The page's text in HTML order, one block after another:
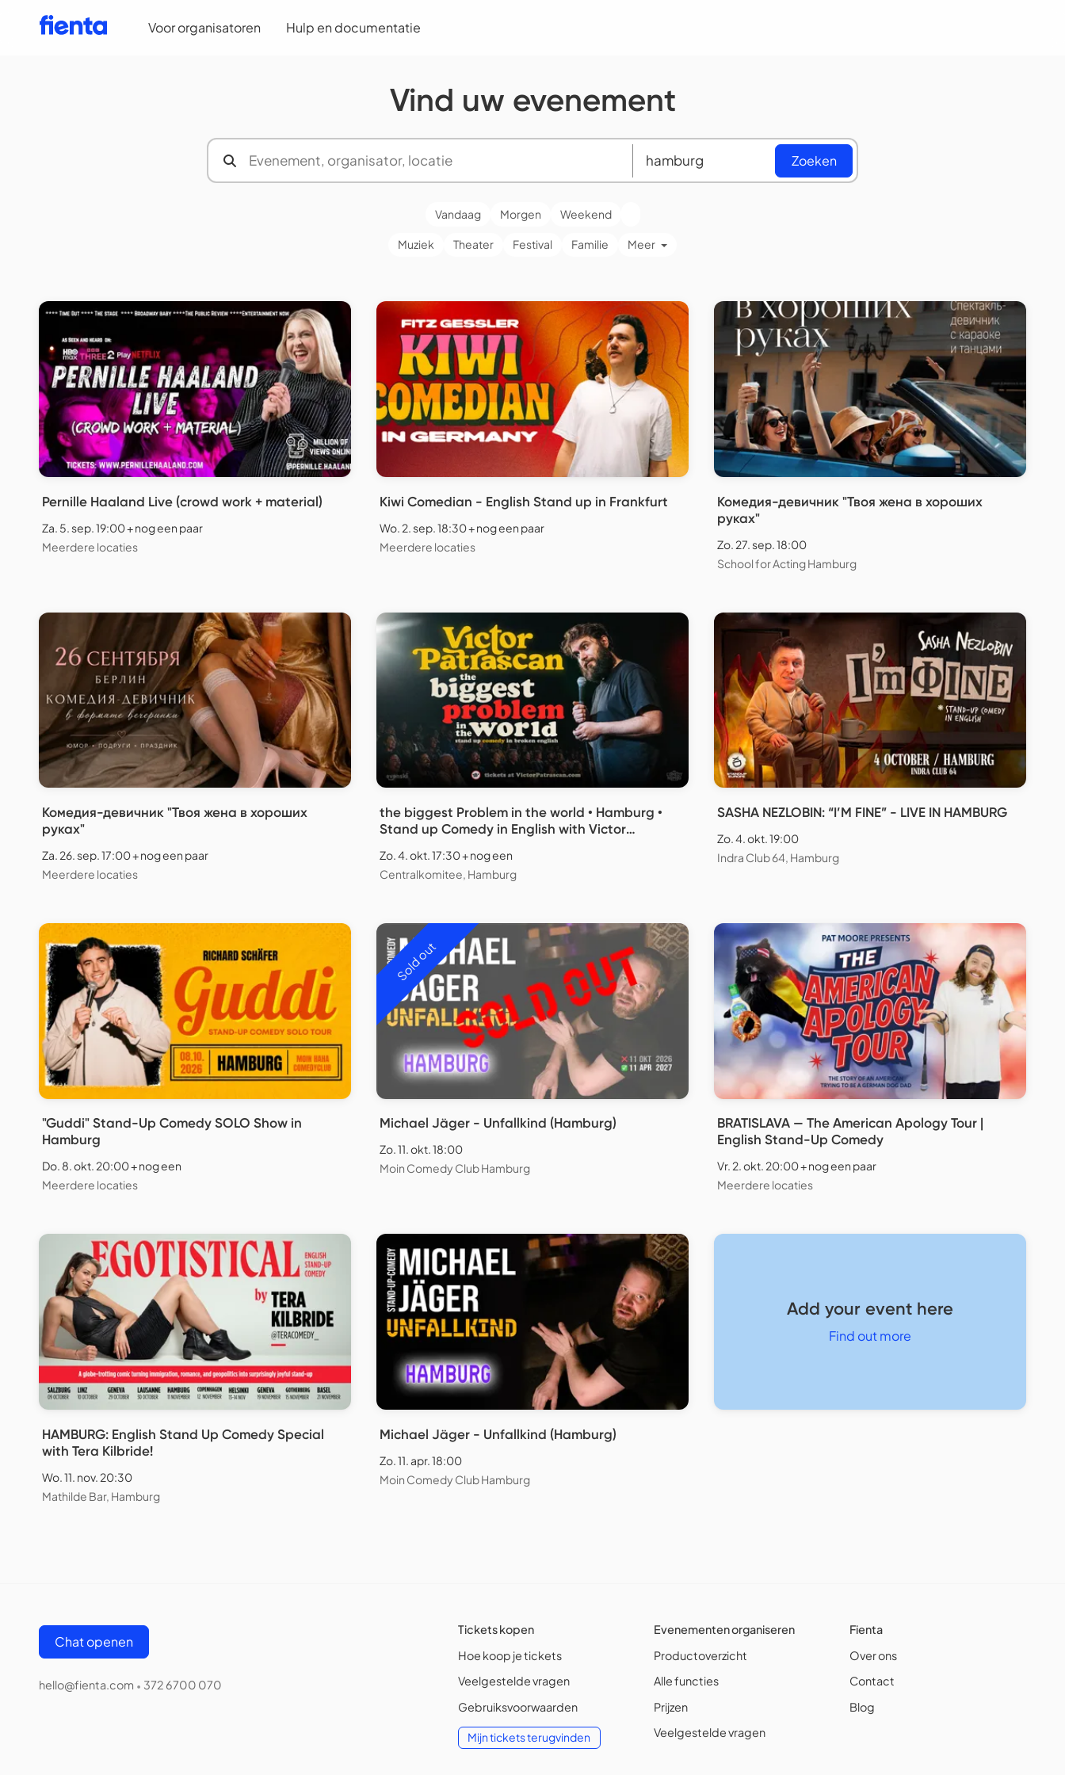
Voor organisatoren Hulp en documentatie
Vind uw evenement
Zoeken
Vandaag Morgen Weekend
Muziek Theater Festival Familie Meer
Pernille Haaland Live (crowd work + material)
Za. 5. sep. 19:00 + nog een paar
Meerdere locaties
Kiwi Comedian - English Stand up in Frankfurt
Wo. 2. sep. 18:30 + nog een paar
Meerdere locaties
Комедия-девичник "Твоя жена в хороших
руках"
Zo. 27. sep. 18:00
School for Acting Hamburg
Комедия-девичник "Твоя жена в хороших
руках"
Za. 26. sep. 17:00 + nog een paar
Meerdere locaties
the biggest Problem in the world • Hamburg •
Stand up Comedy in English with Victor
Zo. 4. okt. 17:30 + nog een
Centralkomitee, Hamburg
SASHA NEZLOBIN: “I’M FINE” - LIVE IN HAMBURG
Zo. 4. okt. 19:00
Indra Club 64, Hamburg
"Guddi" Stand-Up Comedy SOLO Show in
Hamburg
Do. 8. okt. 20:00 + nog een
Meerdere locaties
Sold out
Michael Jäger - Unfallkind (Hamburg)
Zo. 11. okt. 18:00
Moin Comedy Club Hamburg
BRATISLAVA — The American Apology Tour |
English Stand-Up Comedy
Vr. 2. okt. 20:00 + nog een paar
Meerdere locaties
HAMBURG: English Stand Up Comedy Special
with Tera Kilbride!
Wo. 11. nov. 20:30
Mathilde Bar, Hamburg
Michael Jäger - Unfallkind (Hamburg)
Zo. 11. apr. 18:00
Moin Comedy Club Hamburg
Add your event here
Find out more
Chat openen
hello@fienta.com • 372 6700 070
Tickets kopen
Hoe koop je tickets
Veelgestelde vragen
Gebruiksvoorwaarden
Mijn tickets terugvinden
Evenementen organiseren
Productoverzicht
Alle functies
Prijzen
Veelgestelde vragen
Fienta
Over ons
Contact
Blog